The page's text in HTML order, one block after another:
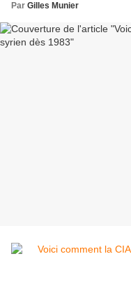
Par Gilles Munier